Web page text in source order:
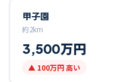
甲子園
約2km
3,500万円
▲ 100万円高い